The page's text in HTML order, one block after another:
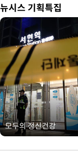
뉴시스 기획특집
모두의 정신건강